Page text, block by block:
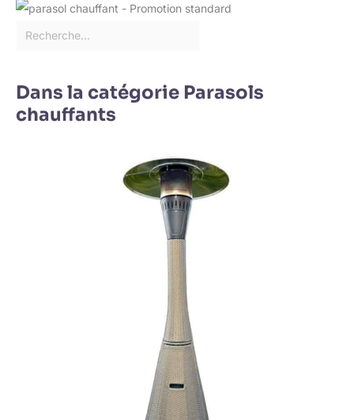
Dans la catégorie Parasols
chauffants